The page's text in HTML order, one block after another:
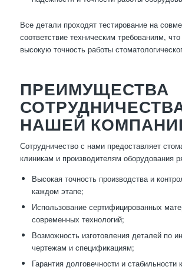
Все детали проходят тестирование на
соответствие техническим требованиям,
высокую точность работы
ПРЕИМУЩЕСТВА
НАШЕЙ
Сотрудничество с нами предоставляет
клиникам и производителям оборудования
Высокая точность производства и
каждом этапе;
Использование сертифицированных
современных технологий;
Возможность изготовления деталей по
чертежам и спецификациям;
Гарантия долговечности и стабильности